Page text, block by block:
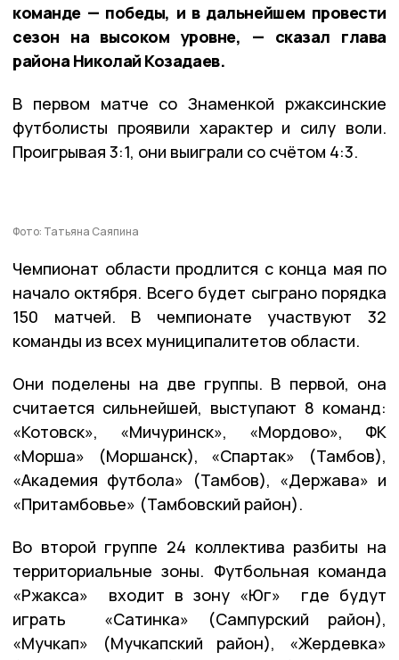
команде — победы, и в дальнейшем провести
сезон на высоком уровне, — сказал глава
района Николай Козадаев.
В первом матче со Знаменкой ржаксинские
футболисты проявили характер и силу воли.
Проигрывая 3:1, они выиграли со счётом 4:3.
Фото: Татьяна Саяпина
Чемпионат области продлится с конца мая по
начало октября. Всего будет сыграно порядка
150 матчей. В чемпионате участвуют 32
команды из всех муниципалитетов области.
Они поделены на две группы. В первой, она
считается сильнейшей, выступают 8 команд:
«Котовск», «Мичуринск», «Мордово», ФК
«Морша» (Моршанск), «Спартак» (Тамбов),
«Академия футбола» (Тамбов), «Держава» и
«Притамбовье» (Тамбовский район).
Во второй группе 24 коллектива разбиты на
территориальные зоны. Футбольная команда
«Ржакса» входит в зону «Юг» где будут
играть «Сатинка» (Сампурский район),
«Мучкап» (Мучкапский район), «Жердевка»